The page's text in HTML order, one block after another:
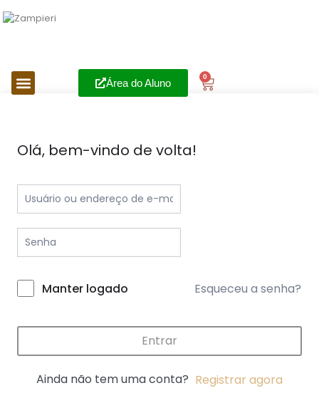
Área do Aluno
0
Olá, bem-vindo de volta!
Manter logado Esqueceu a senha?
Entrar
Ainda não tem uma conta? Registrar agora